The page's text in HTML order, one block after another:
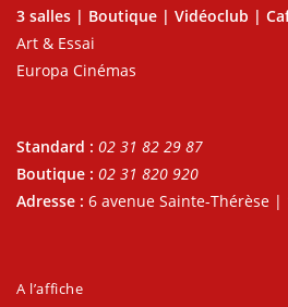
3 salles | Boutique | Vidéoclub |
Art & Essai
Europa Cinémas
Standard : 02 31 82 29 87
Boutique : 02 31 820 920
Adresse : 6 avenue Sainte-Thérèse |
A l’affiche